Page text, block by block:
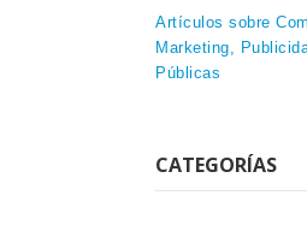
Artículos sobre
Marketing,
Públicas
CATEGORÍAS